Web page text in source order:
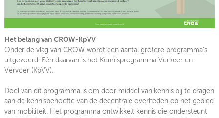
Het belang van CROW-KpVV
Onder de vlag van CROW wordt een aantal grotere programma’s
uitgevoerd. Eén daarvan is het Kennisprogramma Verkeer en
Vervoer (KpVV).
Doel van dit programma is om door middel van kennis bij te dragen
aan de kennisbehoefte van de decentrale overheden op het gebied
van mobiliteit. Het programma ontwikkelt kennis die ondersteunt